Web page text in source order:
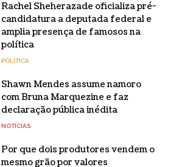
Rachel Sheherazade oficializa pré-
candidatura a deputada federal e
amplia presença de famosos na
política
POLÍTICA
Shawn Mendes assume namoro
com Bruna Marquezine e faz
declaração pública inédita
NOTÍCIAS
Por que dois produtores vendem o
mesmo grão por valores